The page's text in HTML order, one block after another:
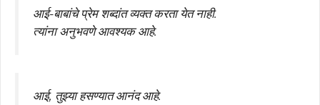
आई-बाबांचे प्रेम शब्दांत व्यक्त करता येत नाही.
त्यांना अनुभवणे आवश्यक आहे.
आई, तुझ्या हसण्यात आनंद आहे.